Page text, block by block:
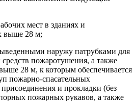
мест в зданиях и
выше 28 м;
наружу патрубками для
пожаротушения, а также
28 м, к которым обеспечивается
пожарно-спасательных
и прокладки (без
пожарных рукавов, а также